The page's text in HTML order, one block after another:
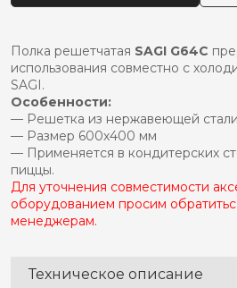
Полка решетчатая SAGI G64C
использования совместно с
SAGI.
Особенности:
— Решетка из нержавеющей
— Размер 600х400 мм
— Применяется в кондитерских
пиццы.
Для уточнения совместимости
оборудованием просим
менеджерам.
Техническое описание